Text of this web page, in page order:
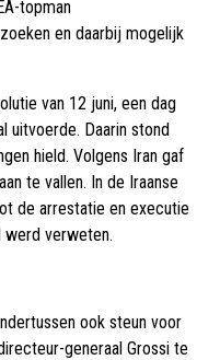
topman
en daarbij mogelijk
van 12 juni, een dag
uitvoerde. Daarin stond
hield. Volgens Iran gaf
te vallen. In de Iraanse
de arrestatie en executie
werd verweten.
ook steun voor
generaal Grossi te